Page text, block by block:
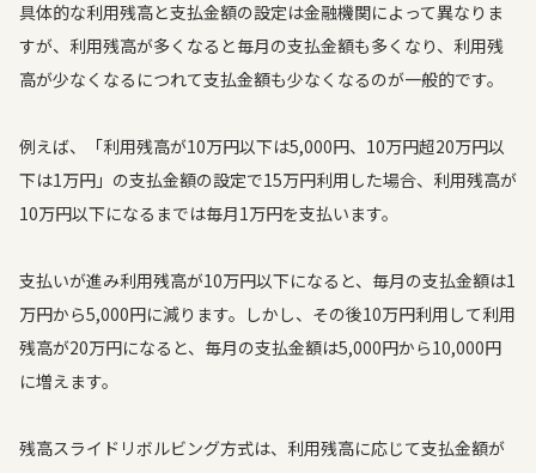
具体的な利用残高と支払金額の設定は金融機関によって異なりま
すが、利用残高が多くなると毎月の支払金額も多くなり、利用残
高が少なくなるにつれて支払金額も少なくなるのが一般的です。
例えば、「利用残高が10万円以下は5,000円、10万円超20万円以
下は1万円」の支払金額の設定で15万円利用した場合、利用残高が
10万円以下になるまでは毎月1万円を支払います。
支払いが進み利用残高が10万円以下になると、毎月の支払金額は1
万円から5,000円に減ります。しかし、その後10万円利用して利用
残高が20万円になると、毎月の支払金額は5,000円から10,000円
に増えます。
残高スライドリボルビング方式は、利用残高に応じて支払金額が